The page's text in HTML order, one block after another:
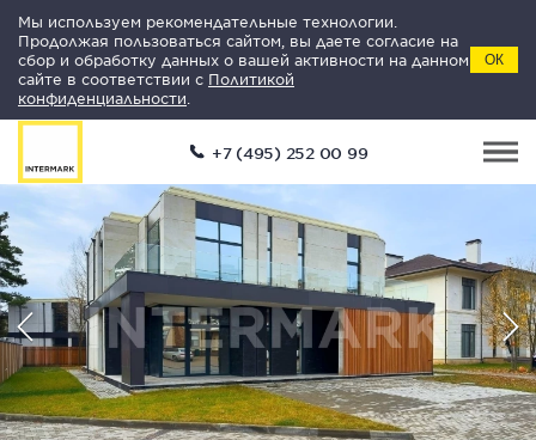
Мы используем рекомендательные технологии.
Продолжая пользоваться сайтом, вы даете согласие на
сбор и обработку данных о вашей активности на данном
сайте в соответствии с Политикой
конфиденциальности
ОК
+7 (495) 252 00 99